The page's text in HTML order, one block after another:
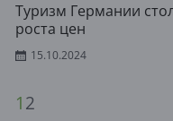
Туризм Германии
роста цен
15.10.2024
12